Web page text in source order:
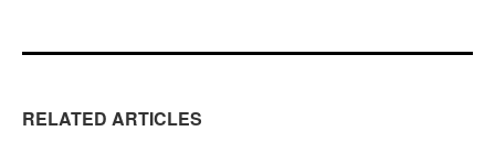
RELATED ARTICLES